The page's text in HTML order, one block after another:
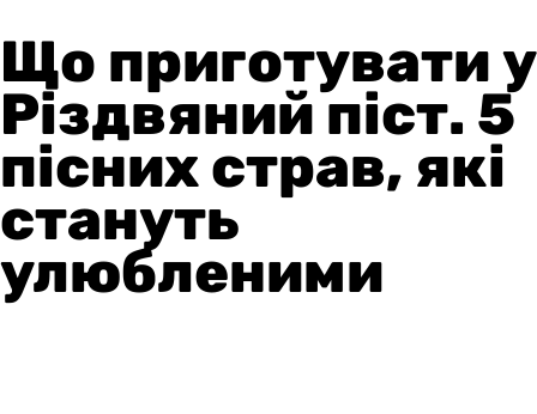
Що приготувати у
Різдвяний піст. 5
пісних страв, які
стануть
улюбленими